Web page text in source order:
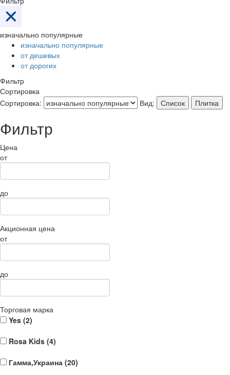
изначально популярные
изначально популярные
от дешевых
от дорогих
Фильтр
Сортировка
Сортировка:
Вид: Список Плитка
Фильтр
Цена
от
до
Акционная цена
от
до
Торговая марка
Yes (2)
Rosa Kids (4)
Гамма,Украина (20)